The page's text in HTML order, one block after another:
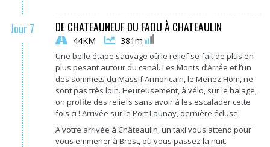
Jour 7 DE CHATEAUNEUF DU FAOU À CHATEAULIN
44KM 381m
Une belle étape sauvage où le relief se fait de plus en
plus pesant autour du canal. Les Monts d’Arrée et l’un
des sommets du Massif Armoricain, le Menez Hom, ne
sont pas très loin. Heureusement, à vélo, sur le halage,
on profite des reliefs sans avoir à les escalader cette
fois ci ! Arrivée sur le Port Launay, dernière écluse.
A votre arrivée à Châteaulin, un taxi vous attend pour
vous emmener à Brest, où vous passez la nuit.